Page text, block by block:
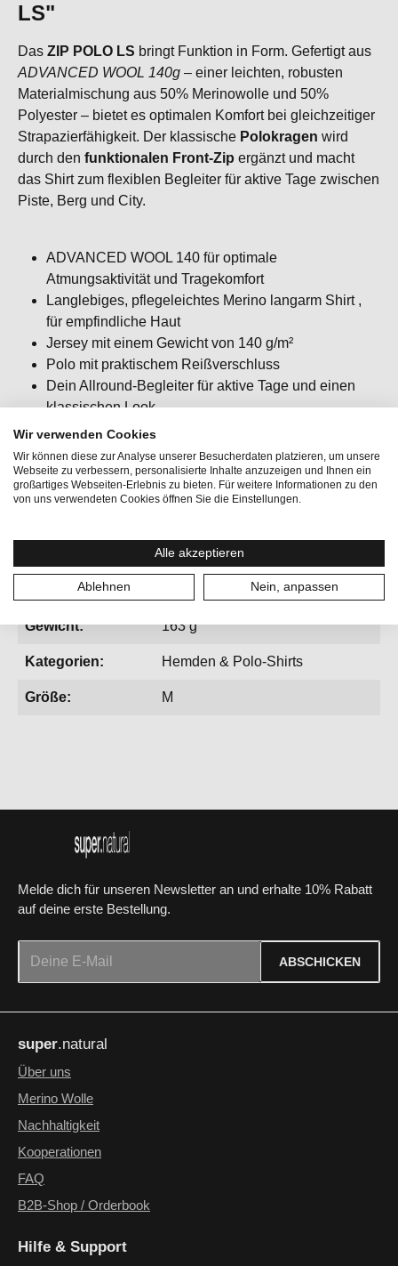
LS"
Das ZIP POLO LS bringt Funktion in Form. Gefertigt aus
ADVANCED WOOL 140g – einer leichten, robusten
Materialmischung aus 50% Merinowolle und 50%
Polyester – bietet es optimalen Komfort bei gleichzeitiger
Strapazierfähigkeit. Der klassische Polokragen wird
durch den funktionalen Front-Zip ergänzt und macht
das Shirt zum flexiblen Begleiter für aktive Tage zwischen
Piste, Berg und City.
ADVANCED WOOL 140 für optimale
Atmungsaktivität und Tragekomfort
Langlebiges, pflegeleichtes Merino langarm Shirt ,
für empfindliche Haut
Jersey mit einem Gewicht von 140 g/m²
Polo mit praktischem Reißverschluss
Dein Allround-Begleiter für aktive Tage und einen
klassischen Look
Passform: regular fit / klassisch / bequem
Bergsport, Lifestyle
Geschlecht:
Gewicht: 163 g
Kategorien: Hemden & Polo-Shirts
Größe: M
Melde dich für unseren Newsletter an und erhalte 10% Rabatt
auf deine erste Bestellung.
ABSCHICKEN
genommen und die
einverstanden.
Die mit einem Stern (*) markierten Felder sind Pflichtfelder.
super.natural
Über uns
Merino Wolle
Nachhaltigkeit
Kooperationen
FAQ
B2B-Shop / Orderbook
Hilfe & Support
Wir verwenden Cookies
Wir können diese zur Analyse unserer Besucherdaten platzieren, um unsere
Webseite zu verbessern, personalisierte Inhalte anzuzeigen und Ihnen ein
großartiges Webseiten-Erlebnis zu bieten. Für weitere Informationen zu den
von uns verwendeten Cookies öffnen Sie die Einstellungen.
Alle akzeptieren
Ablehnen Nein, anpassen